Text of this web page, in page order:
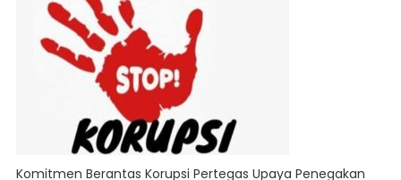
Komitmen Berantas Korupsi Pertegas Upaya Penegakan